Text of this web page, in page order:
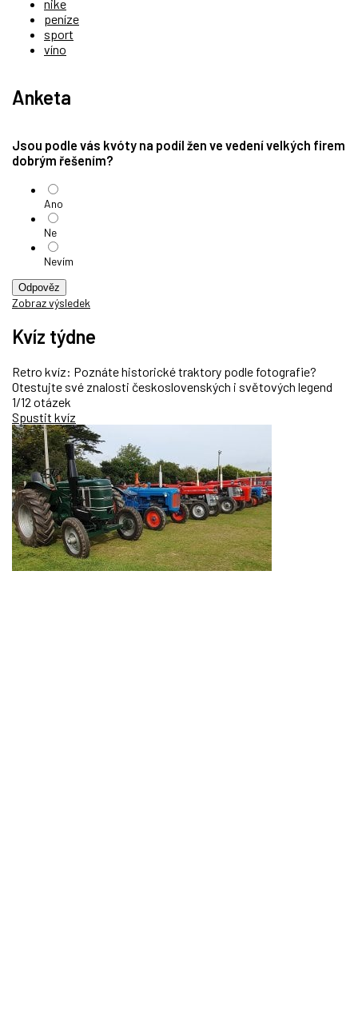
nike
peníze
sport
víno
Anketa
Jsou podle vás kvóty na podíl žen ve vedení velkých firem
dobrým řešením?
Ano
Ne
Nevím
Odpověz
Zobraz výsledek
Kvíz týdne
Retro kvíz: Poznáte historické traktory podle fotografie?
Otestujte své znalosti československých i světových legend
1/12 otázek
Spustit kvíz